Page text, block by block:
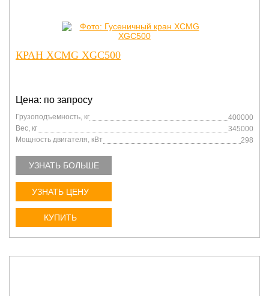
КРАН XCMG XGC500
Цена: по запросу
Грузоподъемность, кг
400000
Вес, кг
345000
Мощность двигателя, кВт
298
УЗНАТЬ БОЛЬШЕ
УЗНАТЬ ЦЕНУ
КУПИТЬ